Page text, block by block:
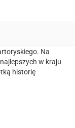
Na
w kraju
historię